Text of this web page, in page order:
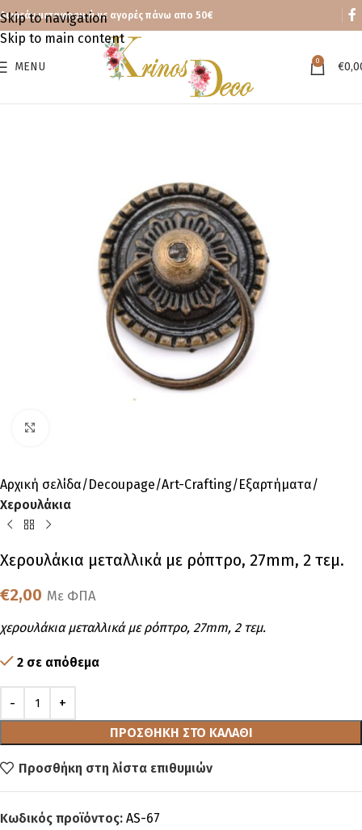
Skip to navigation
Skip to main content
Δωρεάν μεταφορικά με αγορές πάνω απο 50€
MENU 0 €
Αρχική σελίδα Decoupage Art-Crafting Εξαρτήματα
Χερουλάκια
Χερουλάκια μεταλλικά με ρόπτρο, 27mm, 2 τεμ.
€2,00 Με ΦΠΑ
χερουλάκια μεταλλικά με ρόπτρο, 27mm, 2 τεμ.
2 σε απόθεμα
ΠΡΟΣΘΉΚΗ ΣΤΟ ΚΑΛΆΘΙ
Προσθήκη στη λίστα επιθυμιών
Κωδικός προϊόντος: AS-67